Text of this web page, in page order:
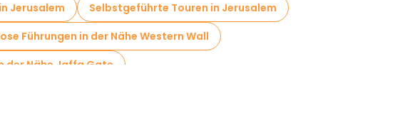
Jerusalem
Selbstgeführte Touren in Jerusalem
Führungen in der Nähe Western Wall
der Nähe Jaffa Gate